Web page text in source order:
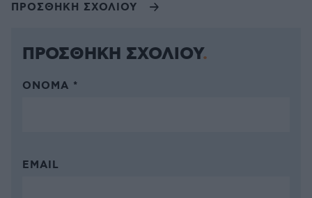
ΠΡΟΣΘΗΚΗ ΣΧΟΛΙΟΥ
ΠΡΟΣΘΗΚΗ ΣΧΟΛΙΟΥ
ΌΝΟΜΑ *
EMAIL